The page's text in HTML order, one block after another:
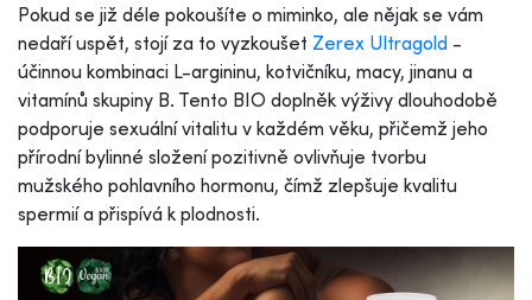
Pokud se již déle pokoušíte o miminko, ale nějak se vám
nedaří uspět, stojí za to vyzkoušet Zerex Ultragold -
účinnou kombinaci L-argininu, kotvičníku, macy, jinanu a
vitamínů skupiny B. Tento BIO doplněk výživy dlouhodobě
podporuje sexuální vitalitu v každém věku, přičemž jeho
přírodní bylinné složení pozitivně ovlivňuje tvorbu
mužského pohlavního hormonu, čímž zlepšuje kvalitu
spermií a přispívá k plodnosti.